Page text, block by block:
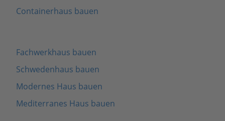
Containerhaus bauen
Fachwerkhaus bauen
Schwedenhaus bauen
Modernes Haus bauen
Mediterranes Haus bauen